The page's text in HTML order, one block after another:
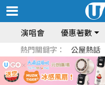
演唱會 優惠著數
熱門關鍵字： 公屋熱話